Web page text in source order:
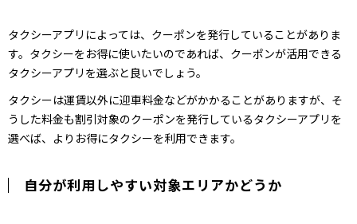
タクシーアプリによっては、クーポンを発行していることがありま
す。タクシーをお得に使いたいのであれば、クーポンが活用できる
タクシーアプリを選ぶと良いでしょう。
タクシーは運賃以外に迎車料金などがかかることがありますが、そ
うした料金も割引対象のクーポンを発行しているタクシーアプリを
選べば、よりお得にタクシーを利用できます。
自分が利用しやすい対象エリアかどうか